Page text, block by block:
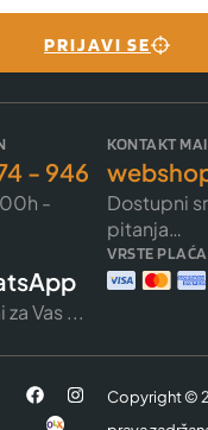
PRIJAVI SE
- 946
-
KONTAKT
Dostupni
pitanja…
Vas ...
VRSTE
Copyright ©